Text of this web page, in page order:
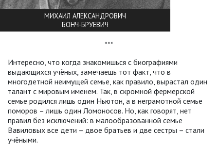
МИХАИЛ АЛЕКСАНДРОВИЧ
БОНЧ-БРУЕВИЧ
***
Интересно, что когда знакомишься с биографиями
выдающихся учёных, замечаешь тот факт, что в
многодетной неимущей семье, как правило, вырастал один
талант с мировым именем. Так, в скромной фермерской
семье родился лишь один Ньютон, а в неграмотной семье
поморов – лишь один Ломоносов. Но, как говорят, нет
правил без исключений: в малообразованной семье
Вавиловых все дети – двое братьев и две сестры – стали
учёными.